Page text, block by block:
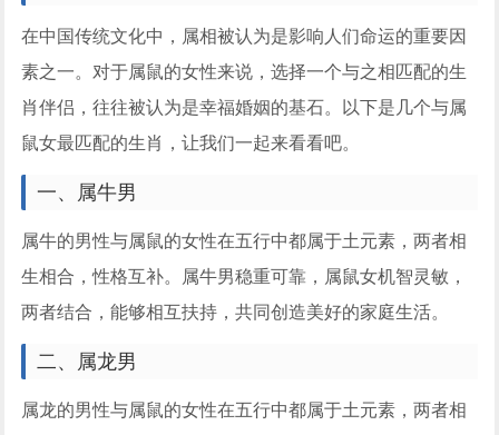
在中国传统文化中，属相被认为是影响人们命运的重要因
素之一。对于属鼠的女性来说，选择一个与之相匹配的生
肖伴侣，往往被认为是幸福婚姻的基石。以下是几个与属
鼠女最匹配的生肖，让我们一起来看看吧。
一、属牛男
属牛的男性与属鼠的女性在五行中都属于土元素，两者相
生相合，性格互补。属牛男稳重可靠，属鼠女机智灵敏，
两者结合，能够相互扶持，共同创造美好的家庭生活。
二、属龙男
属龙的男性与属鼠的女性在五行中都属于土元素，两者相